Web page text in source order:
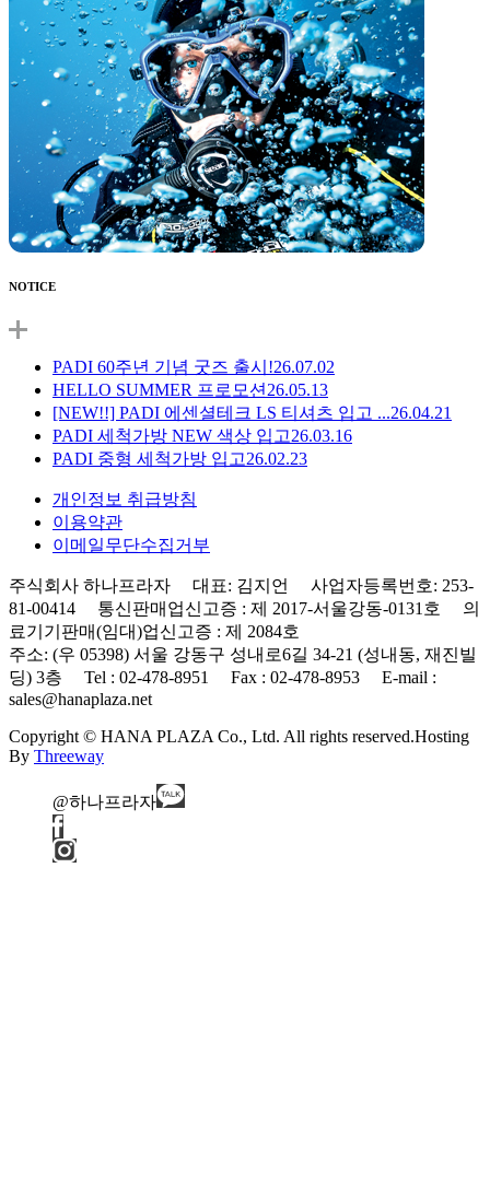
NOTICE
PADI 60주년 기념 굿즈 출시!26.07.02
HELLO SUMMER 프로모션 26.05.13
[NEW!!] PADI 에센셜테크 LS 티셔츠 입고 ...26.04.21
PADI 세척가방 NEW 색상 입고26.03.16
PADI 중형 세척가방 입고26.02.23
개인정보 취급방침
이용약관
이메일무단수집거부
주식회사 하나프라자 대표: 김지언 사업자등록번호: 253-
81-00414 통신판매업신고증 : 제 2017-서울강동-0131호 의
료기기판매(임대)업신고증 : 제 2084호
주소: (우 05398) 서울 강동구 성내로6길 34-21 (성내동, 재진빌
딩) 3층 Tel : 02-478-8951 Fax : 02-478-8953 E-mail :
sales@hanaplaza.net
Copyright © HANA PLAZA Co., Ltd. All rights reserved.Hosting
By Threeway
@하나프라자